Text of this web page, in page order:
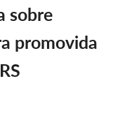
sobre
promovida